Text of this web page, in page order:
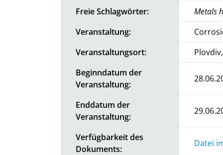
Freie Schlagwörter:
Metals
Veranstaltung:
Veranstaltungsort:
Beginndatum der
Veranstaltung:
Enddatum der
Veranstaltung:
Verfügbarkeit des
Dokuments:
Datei